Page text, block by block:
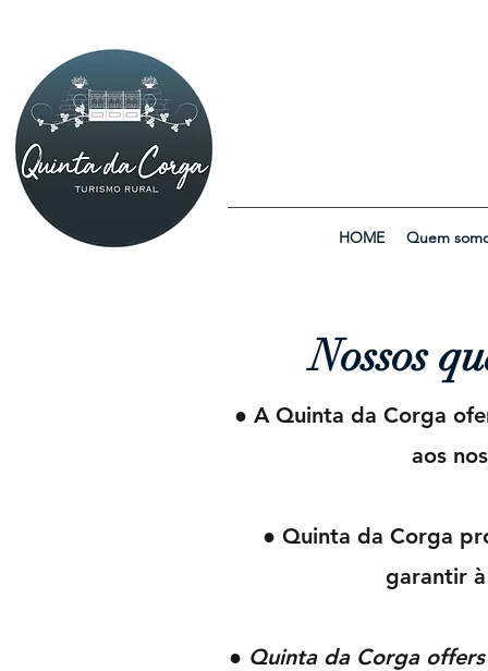
HOME Quem
Nossos
● A Quinta da Corga
aos
● Quinta da Corga
garantir
● Quinta da Corga